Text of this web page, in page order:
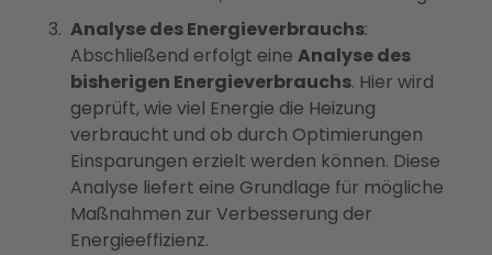
Analyse des Energieverbrauchs:
Abschließend erfolgt eine Analyse des
bisherigen Energieverbrauchs. Hier wird
geprüft, wie viel Energie die Heizung
verbraucht und ob durch Optimierungen
Einsparungen erzielt werden können. Diese
Analyse liefert eine Grundlage für mögliche
Maßnahmen zur Verbesserung der
Energieeffizienz​.